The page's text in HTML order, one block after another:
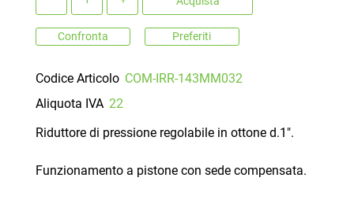
Confronta Preferiti
Codice Articolo COM-IRR-143MM032
Aliquota IVA 22
Riduttore di pressione regolabile in ottone d.1".
Funzionamento a pistone con sede compensata.